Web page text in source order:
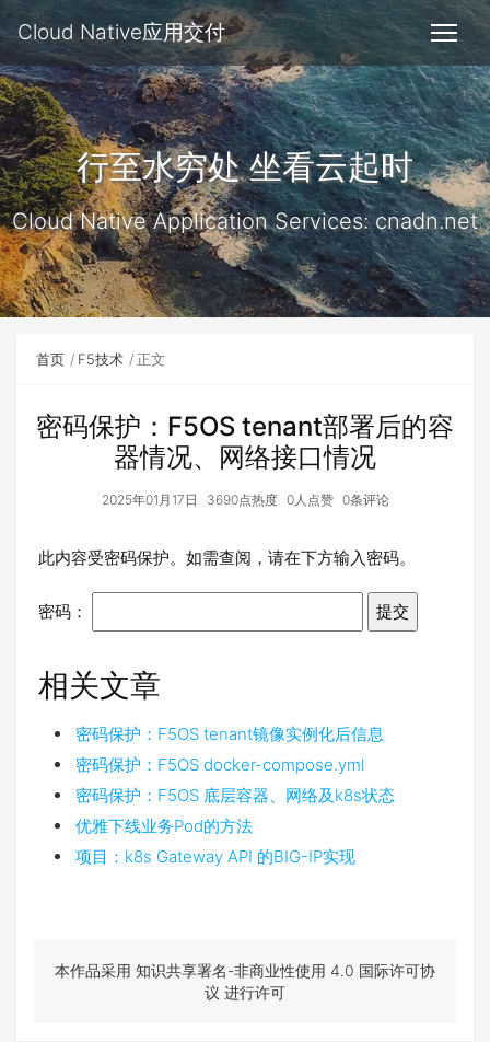
Cloud Native应用交付
行至水穷处 坐看云起时
Cloud Native Application Services: cnadn.net
首页 F5技术 正文
密码保护：F5OS tenant部署后的容
器情况、网络接口情况
2025年01月17日 3690点热度 0人点赞 0条评论
此内容受密码保护。如需查阅，请在下方输入密码。
密码：
相关文章
密码保护：F5OS tenant镜像实例化后信息
密码保护：F5OS docker-compose.yml
密码保护：F5OS 底层容器、网络及k8s状态
优雅下线业务Pod的方法
项目：k8s Gateway API 的BIG-IP实现
本作品采用 知识共享署名-非商业性使用 4.0 国际许可协
议 进行许可